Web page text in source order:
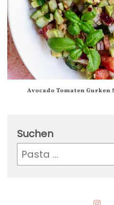
Avocado Tomaten
Suchen